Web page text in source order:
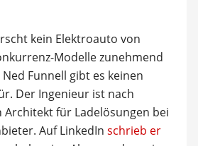
kein Elektroauto von
Modelle zunehmend
Funnell gibt es keinen
Der Ingenieur ist nach
Architekt für Ladelösungen bei
Auf LinkedIn schrieb er